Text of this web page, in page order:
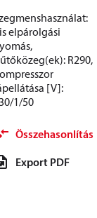
elpárolgási
R290,
[V]:
1/50
Összehasonlítás
Export PDF